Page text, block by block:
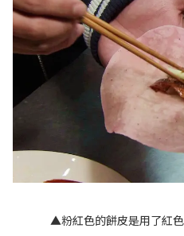
▲粉紅色的餅皮是用了紅